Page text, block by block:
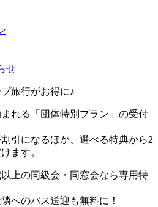
せ
旅行がお得に♪
れる「団体特別プラン」の受付
引になるほか、選べる特典から2
ます。
上の同級会・同窓会なら専用特
へのバス送迎も無料に！